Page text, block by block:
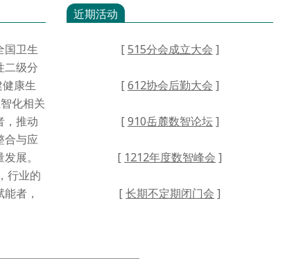
卫生
二级分
健康生
化相关
，推动
合与应
展。
行业的
者，
近期活动
[515分会成立大会 ]
[612协会后勤大会 ]
[910岳麓数智论坛]
[ 1212年度数智峰会 ]
[长期不定期闭门会 ]